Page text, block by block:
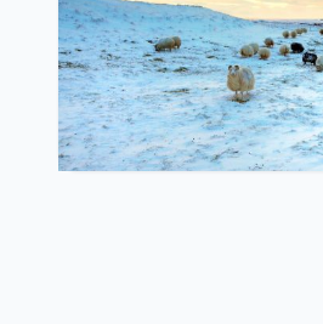
OAuthWeb开发安全 架构设计
深入解析 OAuth 2.0 协议原理
机制，结合项目实践分享实现
374 1